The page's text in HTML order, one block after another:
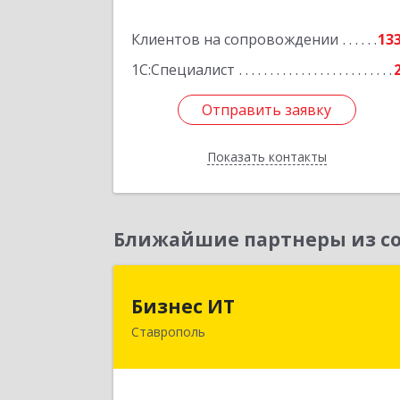
Клиентов на сопровождении
1С:Специалист
Отправить заявку
Показать контакты
Отправить заявку
Назад
Ближайшие партнеры из
Бизнес ИТ
Ставрополь355035, Ставропольский край,